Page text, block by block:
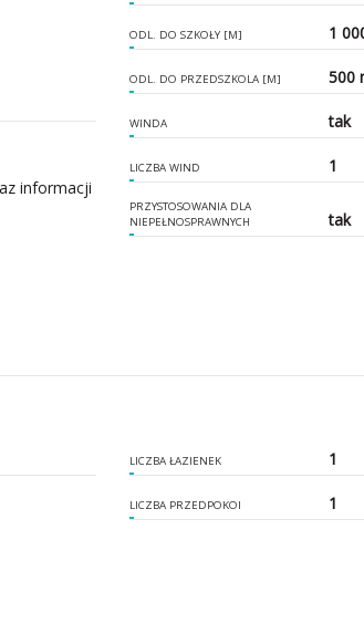
informacji
ODL. DO SZKOŁY [M] 1
ODL. DO PRZEDSZKOLA [M] 500
WINDA tak
LICZBA WIND 1
PRZYSTOSOWANIA DLA
NIEPEŁNOSPRAWNYCH
tak
LICZBA ŁAZIENEK 1
LICZBA PRZEDPOKOI 1